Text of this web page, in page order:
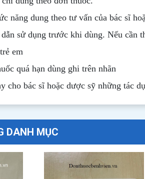
năng dung theo tư vấn của bác sĩ
sử dụng trước khi dùng. Nếu cần
em
quá hạn dùng ghi trên nhãn
cho bác sĩ hoặc dược sỹ những tác
DANH MỤC